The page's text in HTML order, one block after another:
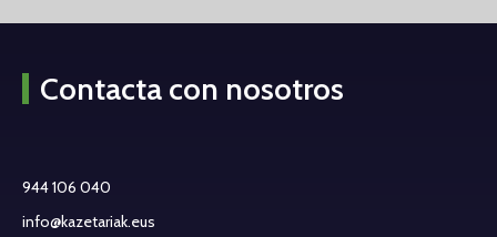
Contacta con nosotros
944 106 040
info@kazetariak.eus